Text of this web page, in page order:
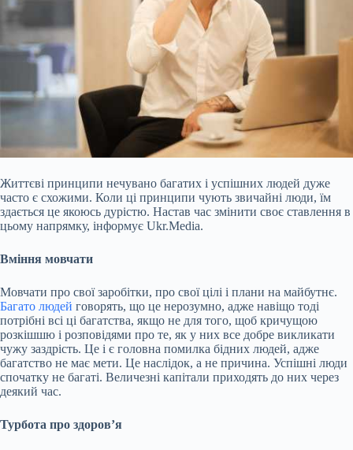
Життєві принципи нечувано багатих і успішних людей дуже
часто є схожими. Коли ці принципи чують звичайні люди, їм
здається це якоюсь дурістю. Настав час змінити своє ставлення в
цьому напрямку, інформує Ukr.Media.
Вміння мовчати
Мовчати про свої заробітки, про свої цілі і плани на майбутнє.
Багато людей говорять, що це нерозумно, адже навіщо тоді
потрібні всі ці багатства, якщо не для того, щоб кричущою
розкішшю і розповідями про те, як у них все добре викликати
чужу заздрість. Це і є головна помилка бідних людей, адже
багатство не має мети. Це наслідок, а не причина. Успішні люди
спочатку не багаті. Величезні капітали приходять до них через
деякий час.
Турбота про здоров’я